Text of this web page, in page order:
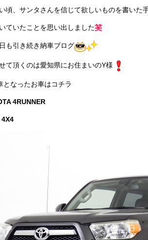
頃、サンタさんを信じて欲しいものを書いた
ていたことを思い出しました
も引き続き納車ブログ
て頂くのは愛知県にお住まいのY様
となったお車はコチラ
4RUNNER